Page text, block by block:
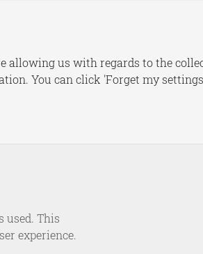
met
June 25, 2025
allowing us with regards to the
You can click 'Forget my
used. This
experience.